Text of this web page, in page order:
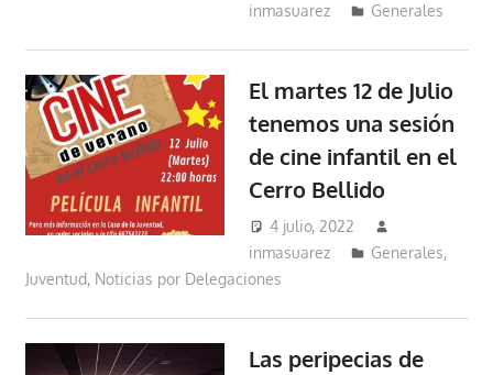
inmasuarez
Generales
El martes 12 de Julio
tenemos una sesión
de cine infantil en el
Cerro Bellido
4 julio, 2022
inmasuarez
Generales,
Juventud, Noticias por Delegaciones
Las peripecias de